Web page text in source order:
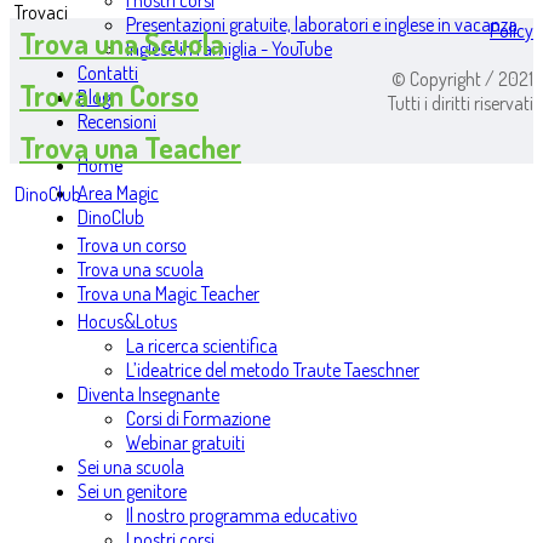
Presentazioni gratuite, laboratori e inglese in vacanza
Inglese in famiglia - YouTube
Contatti
Blog
Recensioni
Home
Area Magic
DinoClub
Trova un corso
Trova una scuola
Trova una Magic Teacher
Hocus&Lotus
La ricerca scientifica
L’ideatrice del metodo Traute Taeschner
Diventa Insegnante
Corsi di Formazione
Webinar gratuiti
Sei una scuola
Sei un genitore
Il nostro programma educativo
Trovaci
Trova una Scuola
Trova un Corso
Trova una Teacher
DinoClub
Policy
© Copyright / 2021
Tutti i diritti riservati